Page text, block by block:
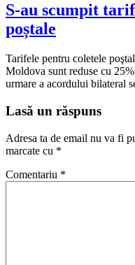
S-au scumpit
poștale
Tarifele pentru coletele
Moldova sunt reduse cu
urmare a acordului bilateral
Lasă un răspuns
Adresa ta de email nu va fi
marcate cu *
Comentariu *